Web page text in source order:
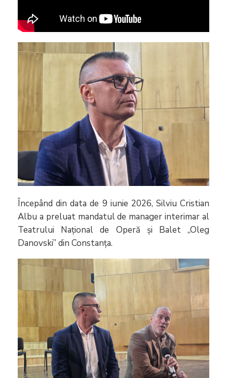
Începând din data de 9 iunie 2026, Silviu Cristian
Albu a preluat mandatul de manager interimar al
Teatrului Național de Operă și Balet „Oleg
Danovski” din Constanța.